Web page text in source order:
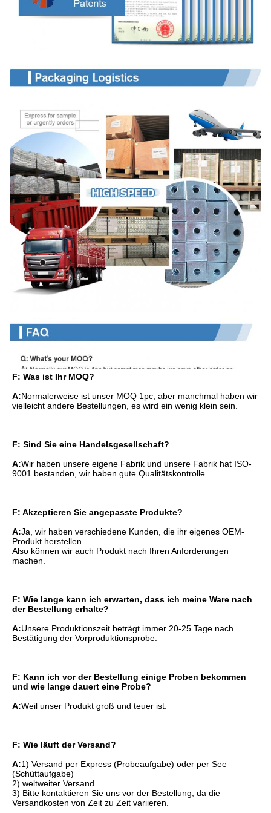
F: Was ist Ihr MOQ?
A:Normalerweise ist unser MOQ 1pc, aber manchmal haben wir
vielleicht andere Bestellungen, es wird ein wenig klein sein.
F: Sind Sie eine Handelsgesellschaft?
A:Wir haben unsere eigene Fabrik und unsere Fabrik hat ISO-
9001 bestanden, wir haben gute Qualitätskontrolle.
F: Akzeptieren Sie angepasste Produkte?
A:Ja, wir haben verschiedene Kunden, die ihr eigenes OEM-
Produkt herstellen.
Also können wir auch Produkt nach Ihren Anforderungen
machen.
F: Wie lange kann ich erwarten, dass ich meine Ware nach
der Bestellung erhalte?
A:Unsere Produktionszeit beträgt immer 20-25 Tage nach
Bestätigung der Vorproduktionsprobe.
F: Kann ich vor der Bestellung einige Proben bekommen
und wie lange dauert eine Probe?
A:Weil unser Produkt groß und teuer ist.
F: Wie läuft der Versand?
A:1) Versand per Express (Probeaufgabe) oder per See
(Schüttaufgabe)
2) weltweiter Versand
3) Bitte kontaktieren Sie uns vor der Bestellung, da die
Versandkosten von Zeit zu Zeit variieren.